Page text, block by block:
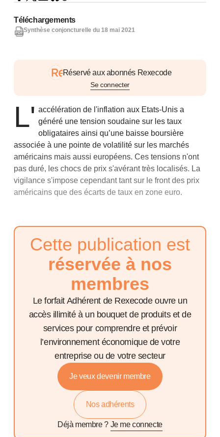
Réservé aux abonnés Rexecode
Se connecter
L' accélération de l'inflation aux Etats-Unis a
généré une tension soudaine sur les taux
obligataires ainsi qu’une baisse boursière
associée à une pointe de volatilité sur les marchés
américains mais aussi européens. Ces tensions n'ont
pas duré, les chocs de prix s'avérant très localisés. La
vigilance s'impose cependant tant sur le front des prix
américains que des écarts de taux en zone euro.
Cette publication est
réservée à nos
membres
Le forfait Adhérent de Rexecode ouvre un
accès illimité à un bouquet de produits et de
services pour comprendre et prévoir
l’environnement économique de votre
entreprise ou de votre secteur
Je veux devenir membre
Nos adhérents
Déjà membre ? Je me connecte
Téléchargements
Synthèse conjoncturelle du 18 mai 2021